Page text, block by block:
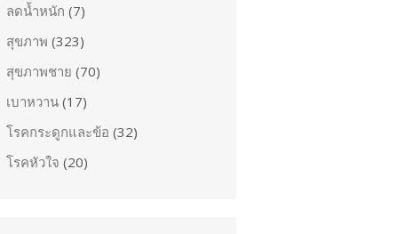
ลดน้ำหนัก (7)
สุขภาพ (323)
สุขภาพชาย (70)
เบาหวาน (17)
โรคกระดูกและข้อ (32)
โรคหัวใจ (20)